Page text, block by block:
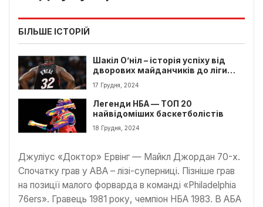
БІЛЬШЕ ІСТОРІЙ
Шакіл О’ніл – історія успіху від
дворових майданчиків до ліги
НБА
17 Грудня, 2024
Легенди НБА — ТОП 20
найвідоміших баскетболістів
18 Грудня, 2024
Джуліус «Доктор» Ервінг — Майкл Джордан 70-х.
Спочатку грав у ABA – лізі-суперниці. Пізніше грав
на позиції малого форварда в команді «Philadelphia
76ers». Гравець 1981 року, чемпіон НБА 1983. В АБА